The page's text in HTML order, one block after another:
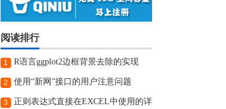
阅读排行
1 R语言ggplot2边框背景去除的实现
2 使用“新网”接口的用户注意问题
3
正则表达式直接在EXCEL中使用的详